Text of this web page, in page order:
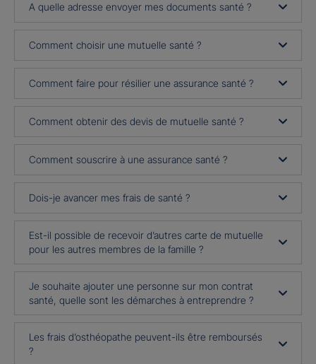
A quelle adresse envoyer mes documents santé ?
Comment choisir une mutuelle santé ?
Comment faire pour résilier une assurance santé ?
Comment obtenir des devis de mutuelle santé ?
Comment souscrire à une assurance santé ?
Dois-je avancer mes frais de santé ?
Est-il possible de recevoir d’autres carte de mutuelle
pour les autres membres de la famille ?
Je souhaite ajouter une personne sur mon contrat
santé, quelle sont les démarches à entreprendre ?
Les frais d’osthéopathe peuvent-ils être remboursés
?